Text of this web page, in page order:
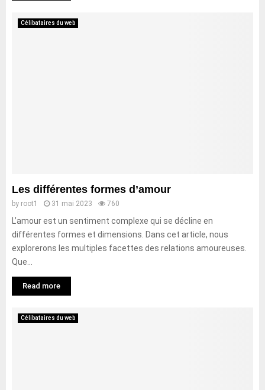
Célibataires du web
Les différentes formes d’amour
by root1 31 mai 2023 760
L’amour est un sentiment complexe qui se décline en
différentes formes et dimensions. Dans cet article, nous
explorerons les multiples facettes des relations amoureuses.
Que...
Read more
Célibataires du web